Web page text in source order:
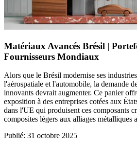
Matériaux Avancés Brésil |
Fournisseurs Mondiaux
Alors que le Brésil modernise ses
l'aérospatiale et l'automobile, la demande
innovants devrait augmenter. Ce panier
exposition à des entreprises cotées aux
dans l'UE qui produisent ces composants
composites légers aux alliages métalliques
Publié: 31 octobre 2025